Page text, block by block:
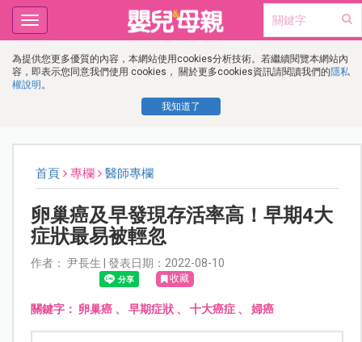
為提供您更多優質的內容，本網站使用cookies分析技術。若繼續閱覽本網站內
容，即表示您同意我們使用 cookies， 關於更多cookies資訊請閱讀我們的隱私
權說明 。
我知道了
Toggle
navigation
首頁 專欄 醫師專欄
卵巢癌及早發現存活率高！早期4大
症狀最易被輕忽
作者： 尹長生 | 發表日期：2022-08-10
收藏
關鍵字： 卵巢癌、 早期症狀、 十大癌症、 婦癌